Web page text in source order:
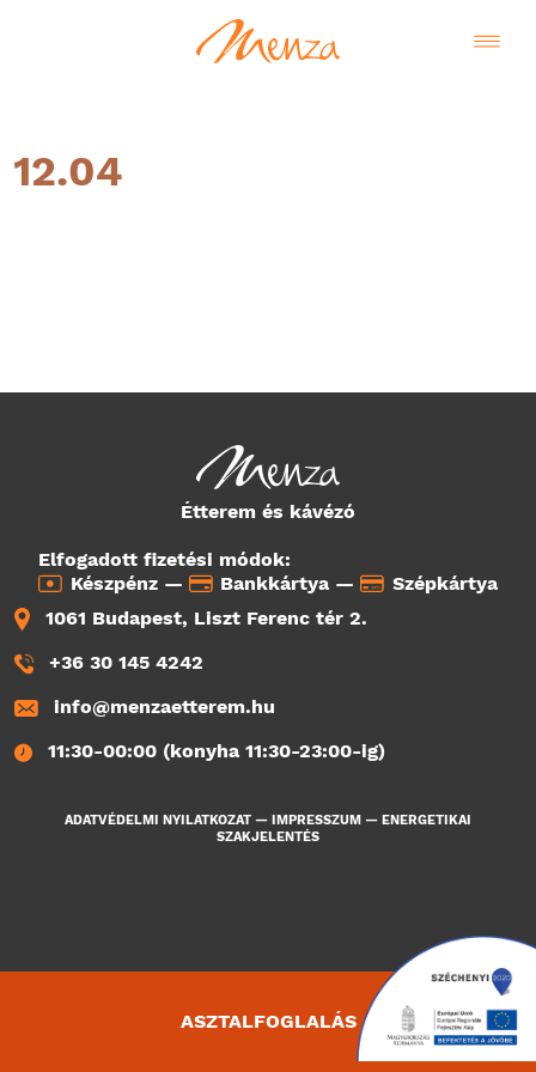
12.04
Étterem és kávézó
Elfogadott fizetési módok:
Készpénz —
Bankkártya —
Szépkártya
1061 Budapest, Liszt Ferenc tér 2.
+36 30 145 4242
info@menzaetterem.hu
11:30-00:00 (konyha 11:30-23:00-ig)
ADATVÉDELMI NYILATKOZAT — IMPRESSZUM — ENERGETIKAI
SZAKJELENTÉS
ASZTALFOGLALÁS